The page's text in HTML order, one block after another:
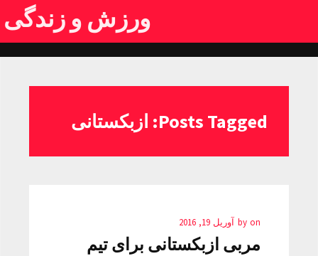
ورزش و زندگی
Posts Tagged: ازبکستانی
by on آوریل 19, 2016
مربی ازبکستانی برای تيم